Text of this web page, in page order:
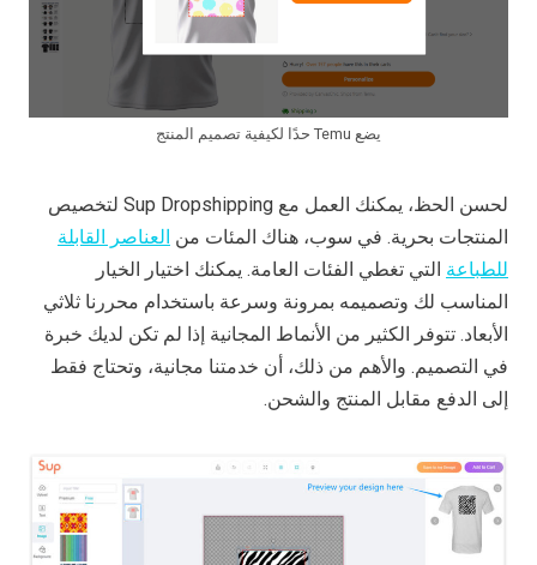
يضع Temu حدًا لكيفية تصميم المنتج
لحسن الحظ، يمكنك العمل مع Sup Dropshipping لتخصيص
المنتجات بحرية. في سوب، هناك المئات من العناصر القابلة
للطباعة التي تغطي الفئات العامة. يمكنك اختيار الخيار
المناسب لك وتصميمه بمرونة وسرعة باستخدام محررنا ثلاثي
الأبعاد. تتوفر الكثير من الأنماط المجانية إذا لم تكن لديك خبرة
في التصميم. والأهم من ذلك، أن خدمتنا مجانية، وتحتاج فقط
إلى الدفع مقابل المنتج والشحن.